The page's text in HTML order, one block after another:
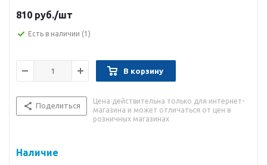
810 руб./шт
Есть в наличии (1)
В корзину
Поделиться
Цена действительна только для интернет-
магазина и может отличаться от цен в
розничных магазинах
Наличие